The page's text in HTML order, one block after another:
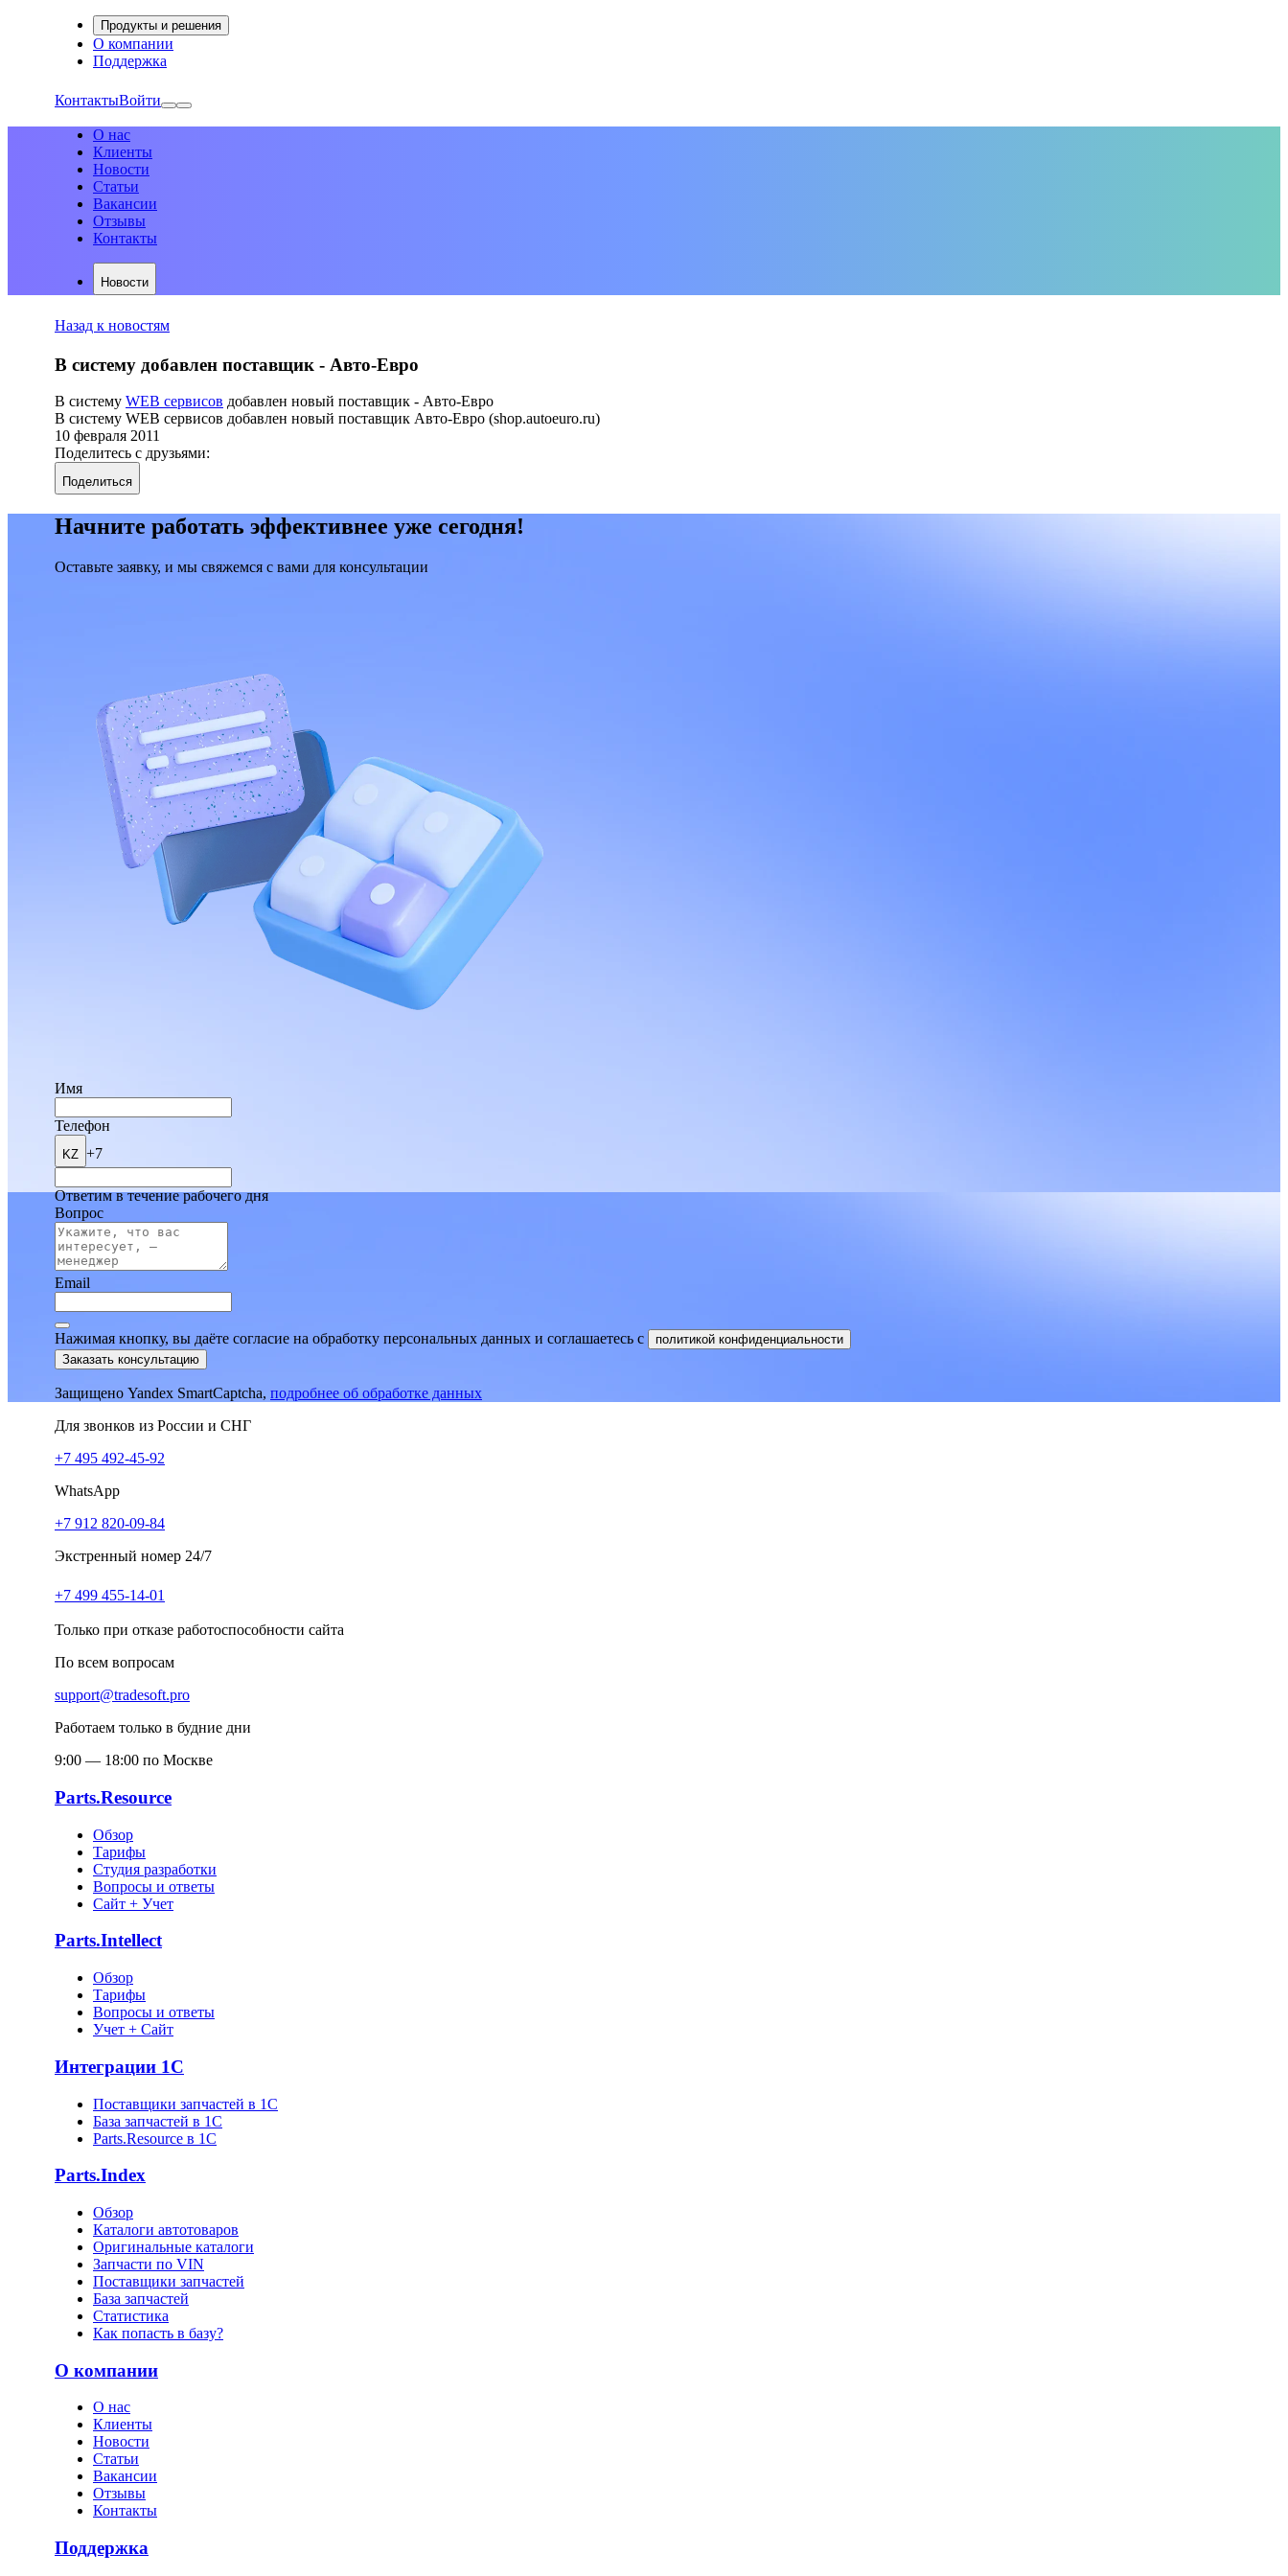
Продукты и решения
О компании
Поддержка
КонтактыВойти
О нас
Клиенты
Новости
Статьи
Вакансии
Отзывы
Контакты
Новости
Назад к новостям
В систему добавлен поставщик - Авто-Евро
В систему WEB сервисов добавлен новый поставщик - Авто-Евро
В систему WEB сервисов добавлен новый поставщик Авто-Евро (shop.autoeuro.ru)
10 февраля 2011
Поделитесь с друзьями:
Поделиться
Начните работать эффективнее уже сегодня!
Оставьте заявку, и мы свяжемся с вами для консультации
Имя
Телефон
KZ +7
Ответим в течение рабочего дня
Вопрос
Email
Нажимая кнопку, вы даёте согласие на обработку персональных данных и соглашаетесь c
политикой конфиденциальности
Заказать консультацию
Защищено Yandex SmartCaptcha, подробнее об обработке данных
Для звонков из России и СНГ
+7 495 492-45-92
WhatsApp
+7 912 820-09-84
Экстренный номер 24/7
+7 499 455-14-01
Только при отказе работоспособности сайта
По всем вопросам
support@tradesoft.pro
Работаем только в будние дни
9:00 — 18:00 по Москве
Parts.Resource
Обзор
Тарифы
Студия разработки
Вопросы и ответы
Сайт + Учет
Parts.Intellect
Обзор
Тарифы
Вопросы и ответы
Учет + Сайт
Интеграции 1С
Поставщики запчастей в 1C
База запчастей в 1С
Parts.Resource в 1C
Parts.Index
Обзор
Каталоги автотоваров
Оригинальные каталоги
Запчасти по VIN
Поставщики запчастей
База запчастей
Статистика
Как попасть в базу?
О компании
О нас
Клиенты
Новости
Статьи
Вакансии
Отзывы
Контакты
Поддержка